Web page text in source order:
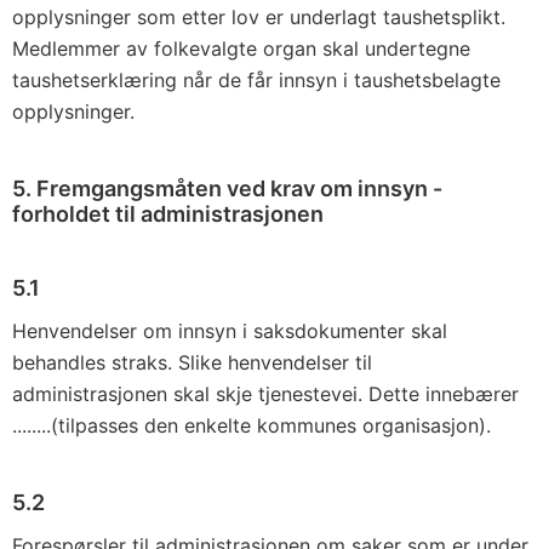
opplysninger som etter lov er underlagt taushetsplikt.
Medlemmer av folkevalgte organ skal undertegne
taushetserklæring når de får innsyn i taushetsbelagte
opplysninger.
5. Fremgangsmåten ved krav om innsyn -
forholdet til administrasjonen
5.1
Henvendelser om innsyn i saksdokumenter skal
behandles straks. Slike henvendelser til
administrasjonen skal skje tjenestevei. Dette innebærer
........(tilpasses den enkelte kommunes organisasjon).
5.2